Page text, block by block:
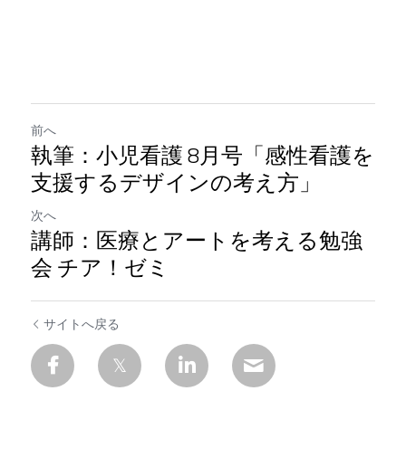
前へ
執筆：小児看護 8月号「感性看護を
支援するデザインの考え方」
次へ
講師：医療とアートを考える勉強
会 チア！ゼミ
サイトへ戻る